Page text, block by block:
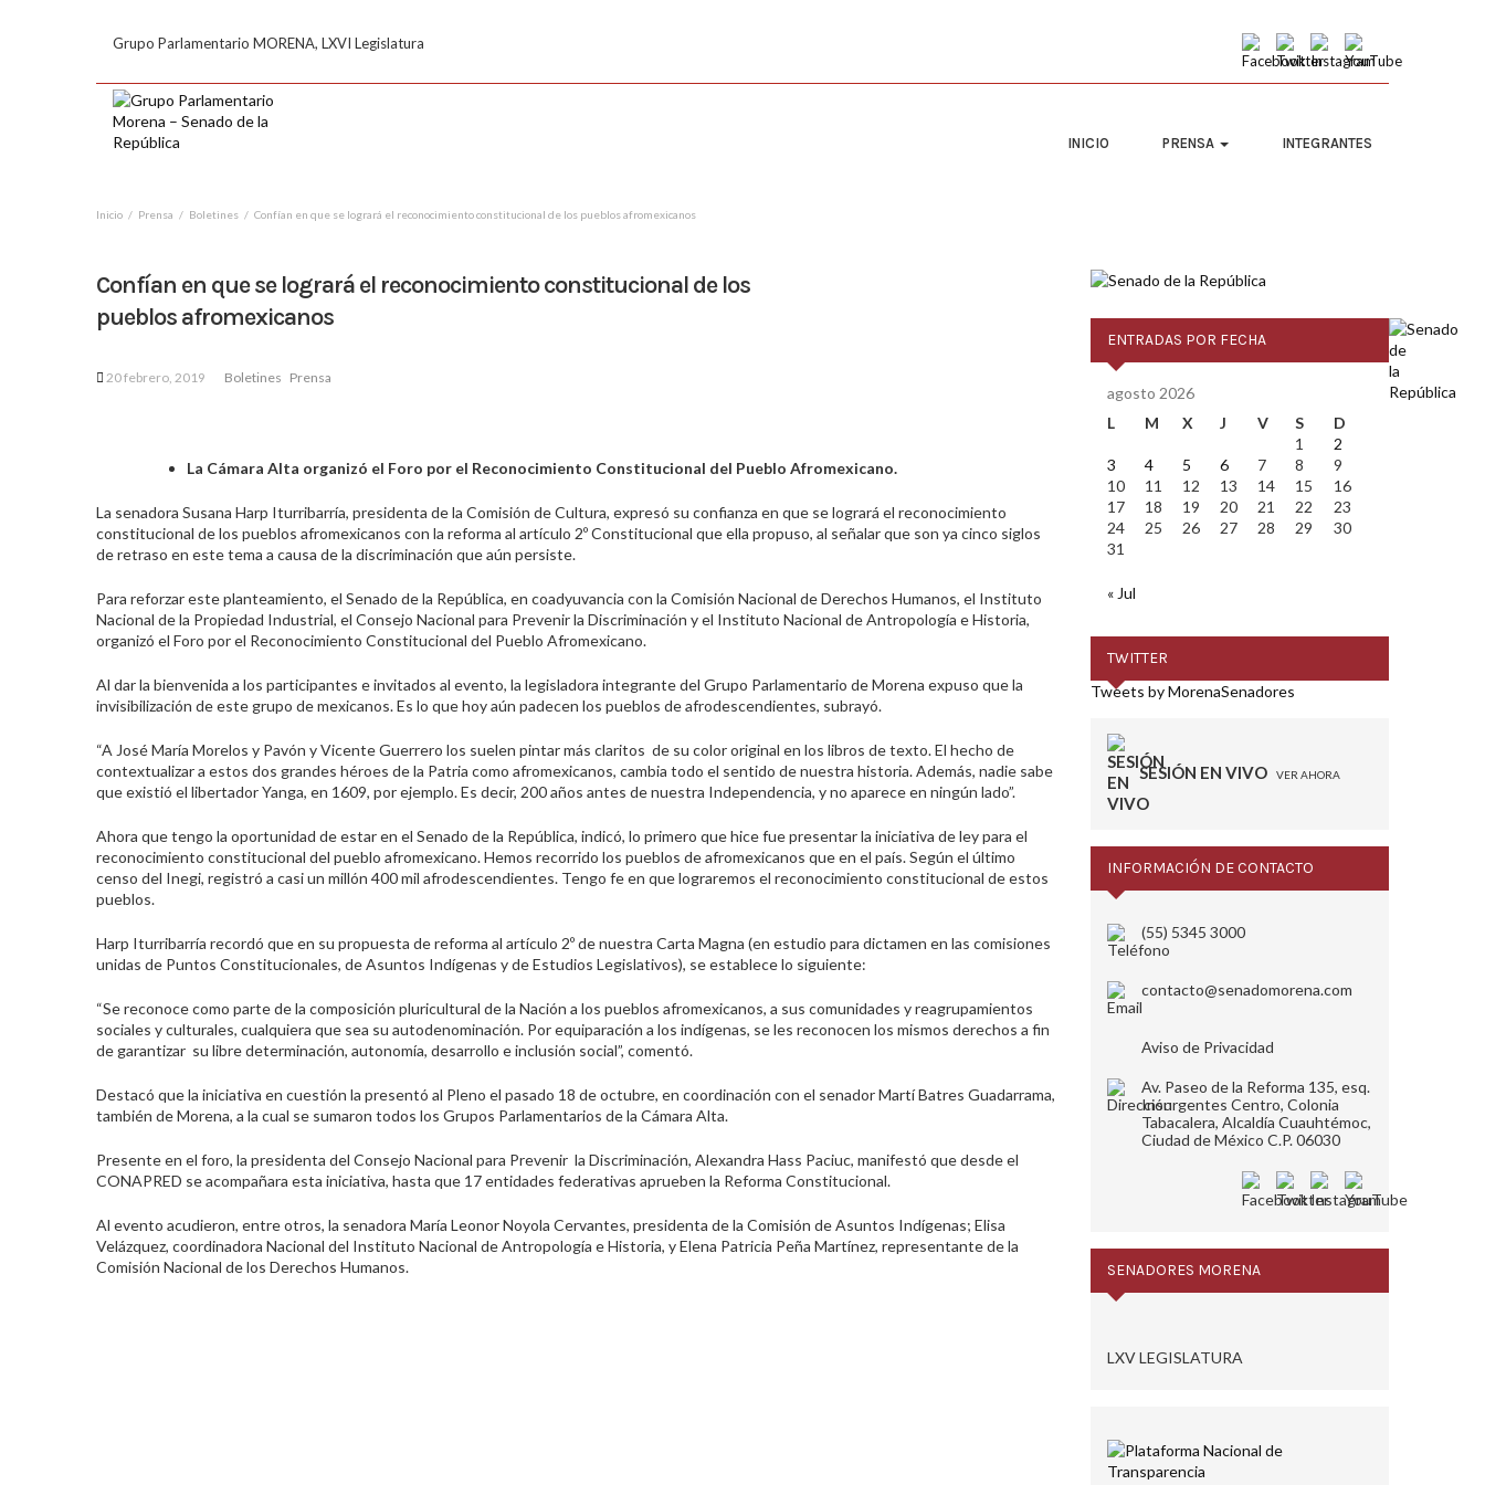
Grupo Parlamentario MORENA, LXVI Legislatura
INICIO PRENSA INTEGRANTES
Inicio Prensa Boletines Confían en que se logrará el reconocimiento constitucional de los pueblos afromexicanos
Confían en que se logrará el reconocimiento constitucional de los
pueblos afromexicanos
20 febrero, 2019 Boletines Prensa
La Cámara Alta organizó el Foro por el Reconocimiento Constitucional del Pueblo Afromexicano.
La senadora Susana Harp Iturribarría, presidenta de la Comisión de Cultura, expresó su confianza en que se logrará el reconocimiento
constitucional de los pueblos afromexicanos con la reforma al artículo 2º Constitucional que ella propuso, al señalar que son ya cinco siglos
de retraso en este tema a causa de la discriminación que aún persiste.
Para reforzar este planteamiento, el Senado de la República, en coadyuvancia con la Comisión Nacional de Derechos Humanos, el Instituto
Nacional de la Propiedad Industrial, el Consejo Nacional para Prevenir la Discriminación y el Instituto Nacional de Antropología e Historia,
organizó el Foro por el Reconocimiento Constitucional del Pueblo Afromexicano.
Al dar la bienvenida a los participantes e invitados al evento, la legisladora integrante del Grupo Parlamentario de Morena expuso que la
invisibilización de este grupo de mexicanos. Es lo que hoy aún padecen los pueblos de afrodescendientes, subrayó.
“A José María Morelos y Pavón y Vicente Guerrero los suelen pintar más claritos de su color original en los libros de texto. El hecho de
contextualizar a estos dos grandes héroes de la Patria como afromexicanos, cambia todo el sentido de nuestra historia. Además, nadie sabe
que existió el libertador Yanga, en 1609, por ejemplo. Es decir, 200 años antes de nuestra Independencia, y no aparece en ningún lado”.
Ahora que tengo la oportunidad de estar en el Senado de la República, indicó, lo primero que hice fue presentar la iniciativa de ley para el
reconocimiento constitucional del pueblo afromexicano. Hemos recorrido los pueblos de afromexicanos que en el país. Según el último
censo del Inegi, registró a casi un millón 400 mil afrodescendientes. Tengo fe en que lograremos el reconocimiento constitucional de estos
pueblos.
Harp Iturribarría recordó que en su propuesta de reforma al artículo 2º de nuestra Carta Magna (en estudio para dictamen en las comisiones
unidas de Puntos Constitucionales, de Asuntos Indígenas y de Estudios Legislativos), se establece lo siguiente:
“Se reconoce como parte de la composición pluricultural de la Nación a los pueblos afromexicanos, a sus comunidades y reagrupamientos
sociales y culturales, cualquiera que sea su autodenominación. Por equiparación a los indígenas, se les reconocen los mismos derechos a fin
de garantizar su libre determinación, autonomía, desarrollo e inclusión social”, comentó.
Destacó que la iniciativa en cuestión la presentó al Pleno el pasado 18 de octubre, en coordinación con el senador Martí Batres Guadarrama,
también de Morena, a la cual se sumaron todos los Grupos Parlamentarios de la Cámara Alta.
Presente en el foro, la presidenta del Consejo Nacional para Prevenir la Discriminación, Alexandra Hass Paciuc, manifestó que desde el
CONAPRED se acompañara esta iniciativa, hasta que 17 entidades federativas aprueben la Reforma Constitucional.
Al evento acudieron, entre otros, la senadora María Leonor Noyola Cervantes, presidenta de la Comisión de Asuntos Indígenas; Elisa
Velázquez, coordinadora Nacional del Instituto Nacional de Antropología e Historia, y Elena Patricia Peña Martínez, representante de la
Comisión Nacional de los Derechos Humanos.
ENTRADAS POR FECHA
agosto 2026
L
M X J V S
D
1
2
3
4 5 6 7 8
9
10
11 12 13 14 15
16
17
18 19 20 21 22
23
24
25 26 27 28 29
30
31
« Jul
TWITTER
Tweets by MorenaSenadores
SESIÓN EN VIVO VER AHORA
INFORMACIÓN DE CONTACTO
(55) 5345 3000
contacto@senadomorena.com
Aviso de Privacidad
Av. Paseo de la Reforma 135, esq.
Insurgentes Centro, Colonia
Tabacalera, Alcaldía Cuauhtémoc,
Ciudad de México C.P. 06030
SENADORES MORENA
LXV LEGISLATURA